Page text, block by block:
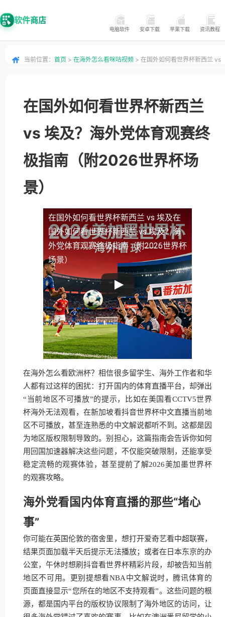
软件商店
电脑软件 安卓下载 苹果下载 资讯教程
当前位置： 首页 > 在海外怎么看咪咕视频 > 在国外如何看世界杯新西兰 vs
在国外如何看世界杯新西兰
vs 埃及？海外党体育观赛终
极指南（附2026世界杯场
景）
在国外如何看世界杯新西兰 vs 埃及在
国外如何看世界杯新西兰 vs 埃及？海
外党体育观赛终极指南（附2026世界杯
场景）
在海外怎么看欧洲杯？相信很多留学生、海外工作者和华
人都有过这样的困扰：打开国内的体育直播平台，却弹出
“当前地区不可播放”的提示，比如在美国看CCTV5世界
杯海外无法观看，在新加坡看抖音世界杯中文直播当前地
区不可播放，甚至连熟悉的中文解说都听不到。这都是因
为地区版权限制导致的。别担心，这篇指南会告诉你如何
用回国加速器解决这些问题，不仅能突破限制，还能享受
稳定流畅的观赛体验，甚至提前了解2026美加墨世界杯
的观赛攻略。
海外党看国内体育直播的那些“堵心
事”
你可能在英国伦敦的宿舍里，想打开爱奇艺看中超联赛，
结果页面加载半天后提示无法播放；或者在日本东京的办
公室，午休时想刷抖音看世界杯精彩片段，却被告知当前
地区不可用。更别提想看NBA中文解说时，腾讯体育的
页面直接显示“您所在的地区不支持观看”。这些问题的根
源，都是国内平台的版权协议限制了海外地区的访问，让